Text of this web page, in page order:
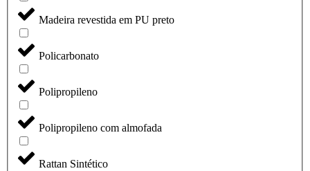
Madeira revestida em PU preto
Policarbonato
Polipropileno
Polipropileno com almofada
Rattan Sintético